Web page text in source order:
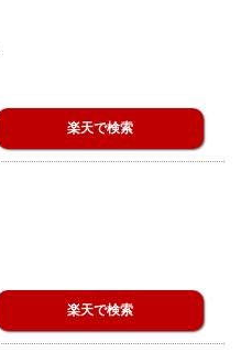
楽天で検索
楽天で検索